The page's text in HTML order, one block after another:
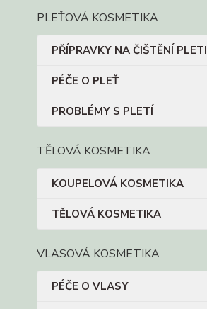
PLEŤOVÁ KOSMETIKA
PŘÍPRAVKY NA ČIŠTĚNÍ PLETI
PÉČE O PLEŤ
PROBLÉMY S PLETÍ
TĚLOVÁ KOSMETIKA
KOUPELOVÁ KOSMETIKA
TĚLOVÁ KOSMETIKA
VLASOVÁ KOSMETIKA
PÉČE O VLASY